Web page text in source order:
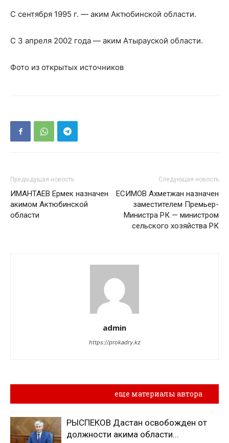
С сентября 1995 г. — аким Актюбинской области.
С 3 апреля 2002 года — аким Атырауской области.
Фото из открытых источников
Предыдущая новость
ИМАНТАЕВ Ермек назначен
акимом Актюбинской
области
Следующая новость
ЕСИМОВ Ахметжан назначен
заместителем Премьер-
Министра РК — министром
сельского хозяйства РК
admin
https://prokadry.kz
еще материалы автора
РЫСПЕКОВ Дастан освобожден от
должности акима области...